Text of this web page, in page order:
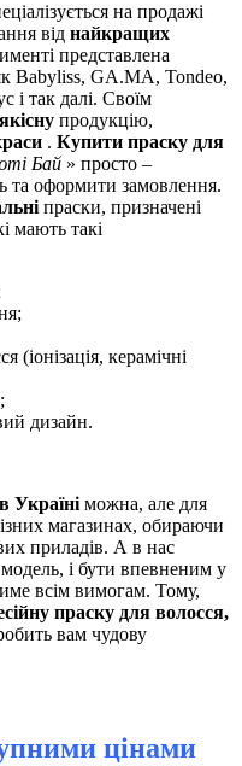
на продажі
від найкращих
представлена
Babyliss, GA.MA, Tondeo,
і так далі. Своїм
якісну продукцію,
. Купити праску для
Бай » просто –
та оформити замовлення.
праски, призначені
мають такі
(іонізація, керамічні
дизайн.
Україні можна, але для
магазинах, обираючи
приладів. А в нас
і бути впевненим у
всім вимогам. Тому,
праску для волосся,
вам чудову
цінами